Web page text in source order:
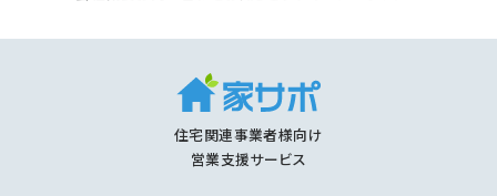
住宅関連事業者様向け
営業支援サービス